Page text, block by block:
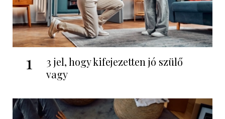
1
3 jel, hogy kifejezetten jó szülő
vagy